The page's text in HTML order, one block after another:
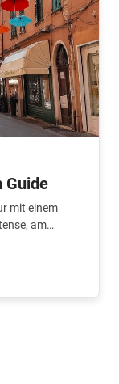
Guide
mit einem
am